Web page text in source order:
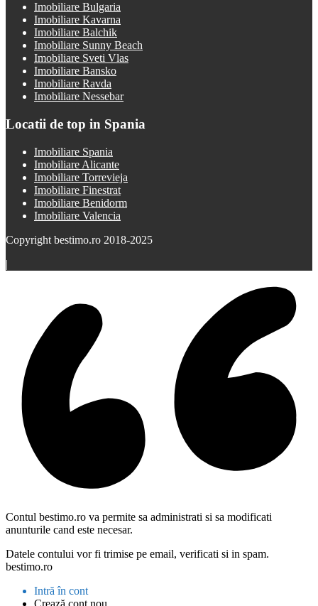
Imobiliare Bulgaria
Imobiliare Kavarna
Imobiliare Balchik
Imobiliare Sunny Beach
Imobiliare Sveti Vlas
Imobiliare Bansko
Imobiliare Ravda
Imobiliare Nessebar
Locatii de top in Spania
Imobiliare Spania
Imobiliare Alicante
Imobiliare Torrevieja
Imobiliare Finestrat
Imobiliare Benidorm
Imobiliare Valencia
Copyright bestimo.ro 2018-2025
|
Contul bestimo.ro va permite sa administrati si sa modificati
anunturile cand este necesar.
Datele contului vor fi trimise pe email, verificati si in spam.
bestimo.ro
Intră în cont